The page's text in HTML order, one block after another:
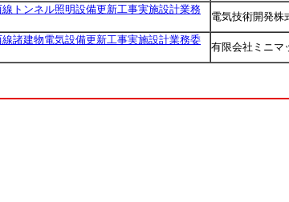
トンネル照明設備更新工事実施設計業務
電気技術開発
諸建物電気設備更新工事実施設計業務委
有限会社ミニ